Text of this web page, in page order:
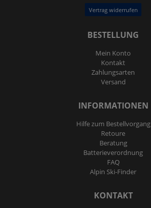
Vertrag widerrufen
BESTELLUNG
Mein Konto
Kontakt
Zahlungsarten
Versand
INFORMATIONEN
Hilfe zum Bestellvorgang
Retoure
Beratung
Batterieverordnung
FAQ
Alpin Ski-Finder
KONTAKT